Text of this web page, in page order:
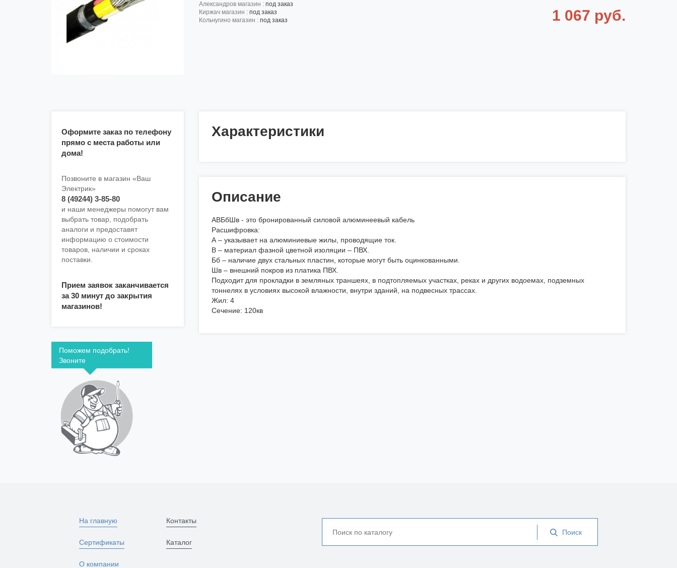
александров магазин : под заказ
киржач магазин : под заказ
кольчугино магазин : под заказ 1 067 руб.
Оформите заказ по телефону
прямо с места работы или
дома!
Позвоните в магазин «Ваш
Электрик»
8 (49244) 3-85-80
и наши менеджеры помогут вам
выбрать товар, подобрать
аналоги и предоставят
информацию о стоимости
товаров, наличии и сроках
поставки.
Прием заявок заканчивается
за 30 минут до закрытия
магазинов!
Поможем подобрать!
Звоните
Характеристики
Описание
АВБбШв - это бронированный силовой алюминеевый кабель
Расшифровка:
А – указывает на алюминиевые жилы, проводящие ток.
В – материал фазной цветной изоляции – ПВХ.
Бб – наличие двух стальных пластин, которые могут быть оцинкованными.
Шв – внешний покров из платика ПВХ.
Подходит для прокладки в земляных траншеях, в подтопляемых участках, реках и других водоемах, подземных
тоннелях в условиях высокой влажности, внутри зданий, на подвесных трассах.
Жил: 4
Сечение: 120кв
На главную
Сертификаты
О компании
Контакты
Каталог